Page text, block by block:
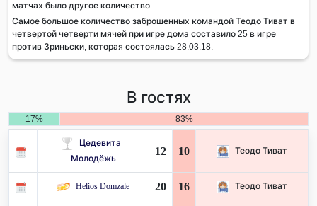
матчах было другое количество.
Самое большое количество заброшенных командой Теодо Тиват в
четвертой четверти мячей при игре дома составило 25 в игре
против Зриньски, которая состоялась 28.03.18.
В гостях
17% 83%
Цедевита -
Молодёжь
12 10 Теодо Тиват
Helios Domzale 20 16 Теодо Тиват